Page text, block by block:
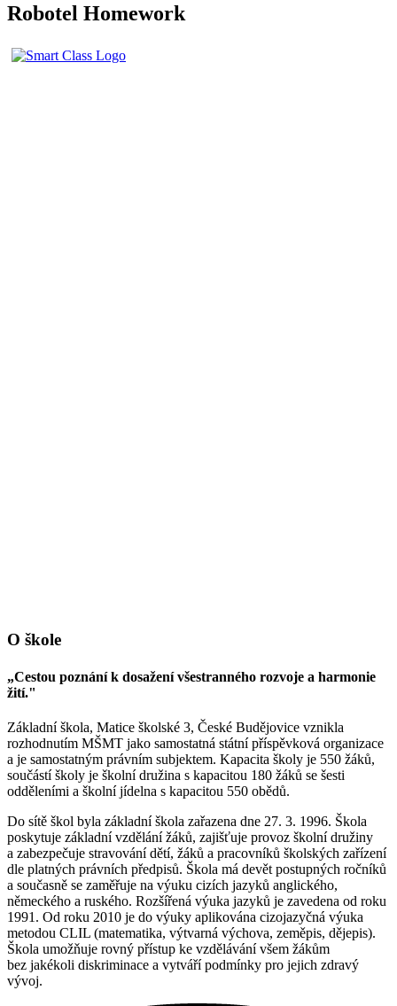
Robotel Homework
O škole
„Cestou poznání k dosažení všestranného rozvoje a harmonie
žití."
Základní škola, Matice školské 3, České Budějovice vznikla
rozhodnutím MŠMT jako samostatná státní příspěvková organizace
a je samostatným právním subjektem. Kapacita školy je 550 žáků,
součástí školy je školní družina s kapacitou 180 žáků se šesti
odděleními a školní jídelna s kapacitou 550 obědů.
Do sítě škol byla základní škola zařazena dne 27. 3. 1996. Škola
poskytuje základní vzdělání žáků, zajišťuje provoz školní družiny
a zabezpečuje stravování dětí, žáků a pracovníků školských zařízení
dle platných právních předpisů. Škola má devět postupných ročníků
a současně se zaměřuje na výuku cizích jazyků anglického,
německého a ruského. Rozšířená výuka jazyků je zavedena od roku
1991. Od roku 2010 je do výuky aplikována cizojazyčná výuka
metodou CLIL (matematika, výtvarná výchova, zeměpis, dějepis).
Škola umožňuje rovný přístup ke vzdělávání všem žákům
bez jakékoli diskriminace a vytváří podmínky pro jejich zdravý
vývoj.